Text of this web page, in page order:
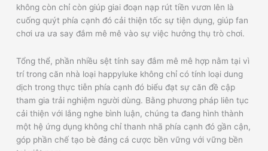
không còn chỉ còn giúp giai đoạn nạp rút tiền vươn lên là
cuống quýt phía cạnh đó cải thiện tốc sự tiện dụng, giúp fan
chơi ưa ưa say đắm mê mê vào sự việc hưởng thụ trò chơi.
Tổng thể, phần nhiều sệt tính say đắm mê mê hợp nằm tại vì
trí trong căn nhà loại happyluke không chỉ có tính loại dung
dịch trong thực tiễn phía cạnh đó biểu đạt sự căn đề cập
tham gia trải nghiệm người dùng. Bằng phương pháp liên tục
cải thiện với lắng nghe bình luận, chúng ta đang hình thành
một hệ ứng dụng không chỉ thanh nhã phía cạnh đó gần cận,
góp phần chế tạo bè đảng cá cược bền vững với vững bền